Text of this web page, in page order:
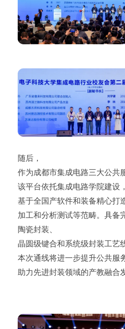
随后，
作为成都市集成电路三大公共
该平台依托集成电路学院建设，
基于全国产软件和装备精心打
加工和分析测试等范畴。具备
陶瓷封装、
晶圆级键合和系统级封装工艺
本次通线将进一步提升公共服
助力先进封装领域的产教融合